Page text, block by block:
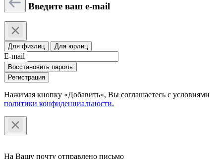
Введите ваш e-mail
Для физлиц Для юрлиц
E-mail
Восстановить пароль
Регистрация
Нажимая кнопку «Добавить», Вы соглашаетесь c условиями
политики конфиденциальности.
На Вашу почту отправлено письмо